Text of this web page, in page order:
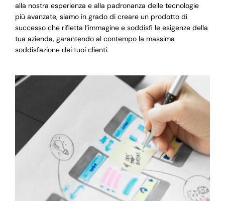
alla nostra esperienza e alla padronanza delle tecnologie
più avanzate, siamo in grado di creare un prodotto di
successo che rifletta l’immagine e soddisfi le esigenze della
tua azienda, garantendo al contempo la massima
soddisfazione dei tuoi clienti.